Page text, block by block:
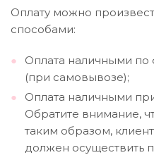
Оплату можно
способами:
Оплата наличными по
(при самовывозе);
Оплата наличными
Обратите внимание,
таким образом,
должен осуществить